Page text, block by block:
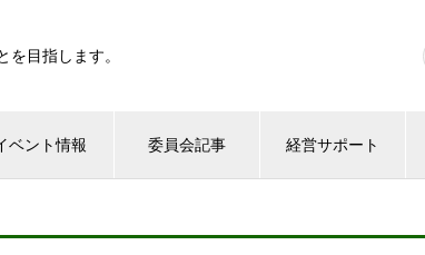
目指します。
ベント情報 委員会記事 経営サポート